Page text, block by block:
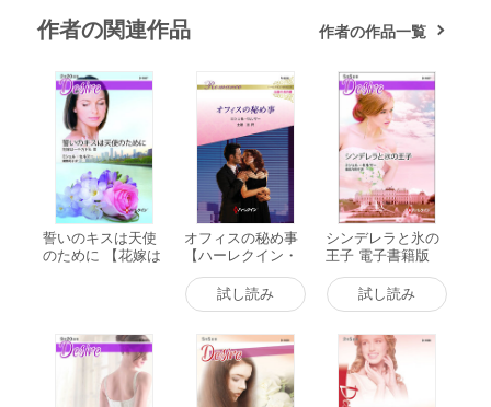
作者の関連作品 作者の作品一覧
誓いのキスは天使
のために 【花嫁は
オフィスの秘め事
【ハーレクイン・
ロマンス版】 電子
書籍版試し読み
シンデレラと氷の
王子 電子書籍版
試し読み